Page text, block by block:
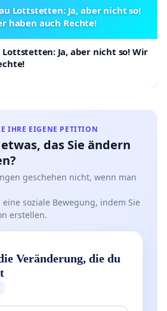
Lottstetten: Ja, aber nicht so!
haben auch Rechte!
Ja, aber nicht so! Wir
IHRE EIGENE PETITION
das Sie ändern
geschehen nicht, wenn man
eine soziale Bewegung, indem Sie
erstellen.
Veränderung, die du